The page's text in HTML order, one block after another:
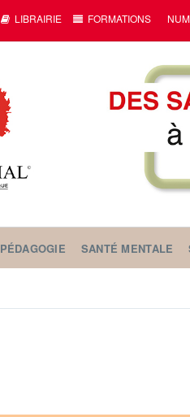
LIBRAIRIE FORMATIONS
PÉDAGOGIE SANTÉ MENTALE